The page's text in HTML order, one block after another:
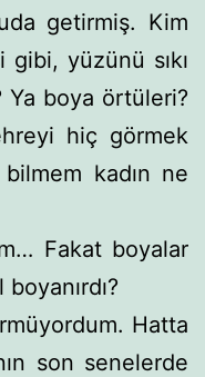
getir­miş. Kim
yüzünü sıkı
Ya boya örtüleri?
hiç görmek
kadın ne
Fakat boyalar
Hatta
son senelerde